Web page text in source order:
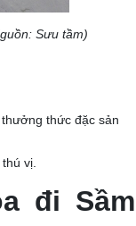
Sưu tầm)
thức đặc sản
vị.
đi Sầm